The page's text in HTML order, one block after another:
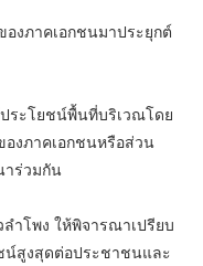
งภาคเอกชนมาประยุกต์
ระโยชน์พื้นที่บริเวณโดย
งภาคเอกชนหรือส่วน
าร่วมกัน
ำโพง ให้พิจารณาเปรียบ
น์สูงสุดต่อประชาชนและ